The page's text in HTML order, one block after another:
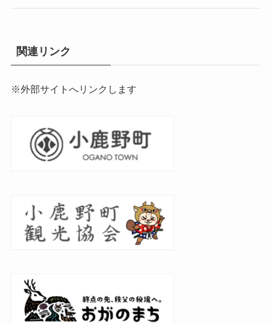
関連リンク
※外部サイトへリンクします